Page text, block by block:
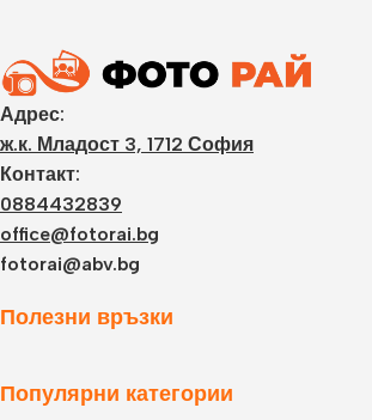
Адрес:
ж.к. Младост 3, 1712 София
Контакт:
0884432839
office@fotorai.bg
fotorai@abv.bg
Полезни връзки
Популярни категории